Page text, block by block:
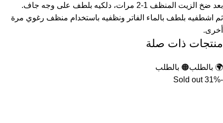
بعد ضخ الزيت المنظف 1-2 مرات، دلكيه بلطف على وجه جاف.
ثم اشطفيه بلطف بالماء الفاتر ونظفيه باستخدام منظف رغوي مرة
أخرى.
منتجات ذات صلة
🌍 بالطلب🟠 بالطلب
-31%
Sold out